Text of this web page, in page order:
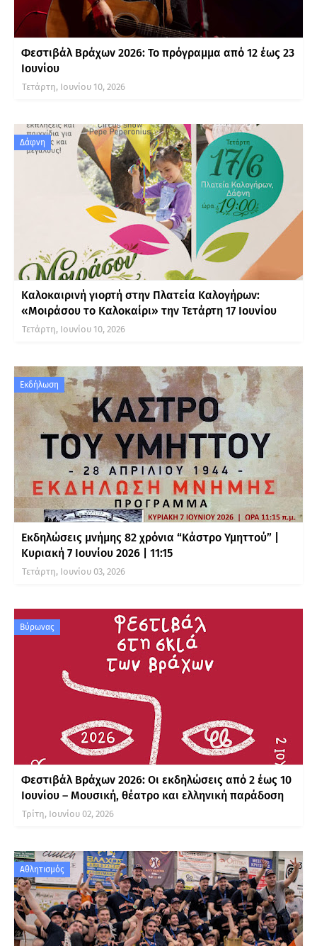
Φεστιβάλ Βράχων 2026: Το πρόγραμμα από 12 έως 23
Ιουνίου
Τετάρτη, Ιουνίου 10, 2026
Δάφνη
Καλοκαιρινή γιορτή στην Πλατεία Καλογήρων:
«Μοιράσου το Καλοκαίρι» την Τετάρτη 17 Ιουνίου
Τετάρτη, Ιουνίου 10, 2026
Εκδήλωση
Εκδηλώσεις μνήμης 82 χρόνια “Κάστρο Υμηττού” |
Κυριακή 7 Ιουνίου 2026 | 11:15
Τετάρτη, Ιουνίου 03, 2026
Βύρωνας
Φεστιβάλ Βράχων 2026: Οι εκδηλώσεις από 2 έως 10
Ιουνίου – Μουσική, θέατρο και ελληνική παράδοση
Τρίτη, Ιουνίου 02, 2026
Αθλητισμός